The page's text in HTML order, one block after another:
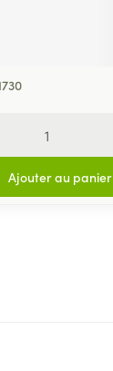
Ajouter au panier